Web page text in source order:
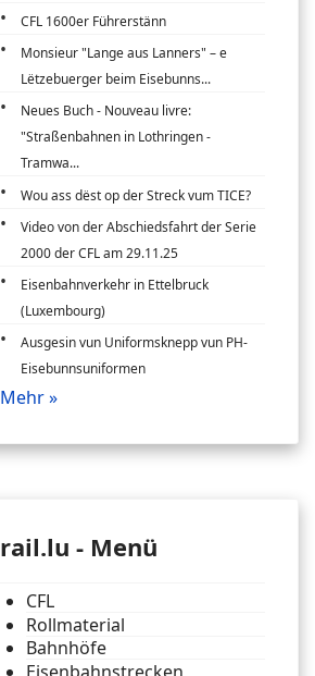
CFL 1600er Führerstänn
Monsieur "Lange aus Lanners" – e
Lëtzebuerger beim Eisebunns...
Neues Buch - Nouveau livre:
"Straßenbahnen in Lothringen -
Tramwa...
Wou ass dëst op der Streck vum TICE?
Video von der Abschiedsfahrt der Serie
2000 der CFL am 29.11.25
Eisenbahnverkehr in Ettelbruck
(Luxembourg)
Ausgesin vun Uniformsknepp vun PH-
Eisebunnsuniformen
Mehr »
rail.lu - Menü
CFL
Rollmaterial
Bahnhöfe